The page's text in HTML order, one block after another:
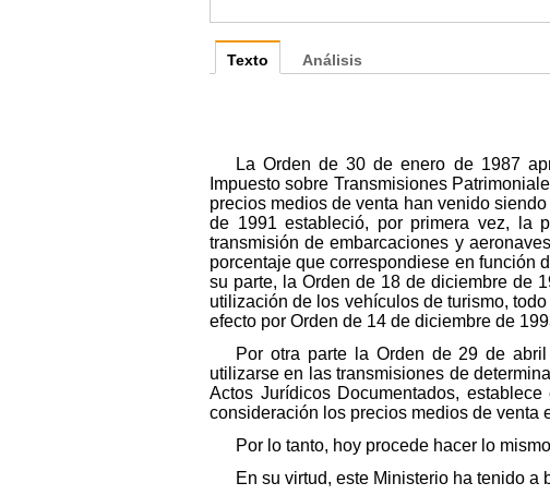
Texto
La Orden de 30 de enero de 1987
Impuesto sobre Transmisiones
precios medios de venta han venido
de 1991 estableció, por primera vez, la
transmisión de embarcaciones y
porcentaje que correspondiese en función
su parte, la Orden de 18 de diciembre de
utilización de los vehículos de turismo,
efecto por Orden de 14 de diciembre de
Por otra parte la Orden de 29 de
utilizarse en las transmisiones de
Actos Jurídicos Documentados,
consideración los precios medios de venta
Por lo tanto, hoy procede hacer lo
En su virtud, este Ministerio ha tenido a
Análisis